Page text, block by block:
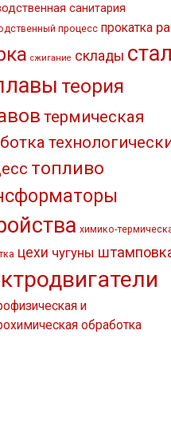
санитария
процесс прокатка
сжигание склады
теория
термическая
топливо
химико-
цехи чугуны
и
обработка